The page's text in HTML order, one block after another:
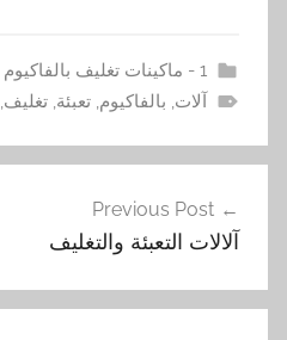
1 - ماكينات تغليف بالفاكيوم
آلات, بالفاكيوم,تعبئة,تغليف,
المقالات
Previous Post
آلالات التعبئة والتغليف